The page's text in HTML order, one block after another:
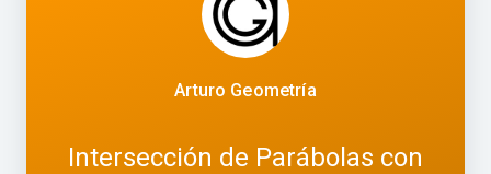
Arturo Geometría
Intersección de Parábolas con